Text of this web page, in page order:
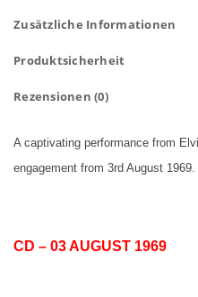
Zusätzliche Informationen
Produktsicherheit
Rezensionen (0)
A captivating performance from
engagement from 3rd August
CD – 03 AUGUST 1969